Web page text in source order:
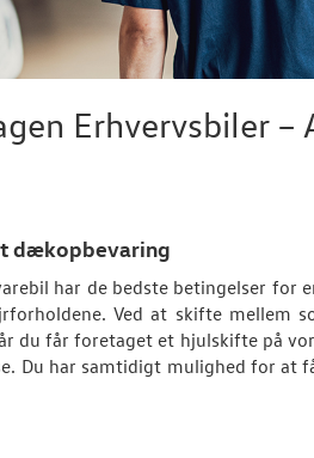
Erhvervsbiler
dækopbevaring
har de bedste betingelser for
Ved at skifte mellem
du får foretaget et hjulskifte på
Du har samtidigt mulighed for